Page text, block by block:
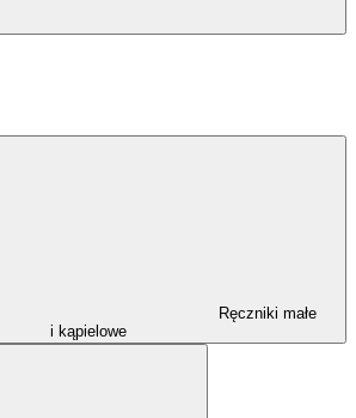
Ręczniki małe
i kąpielowe